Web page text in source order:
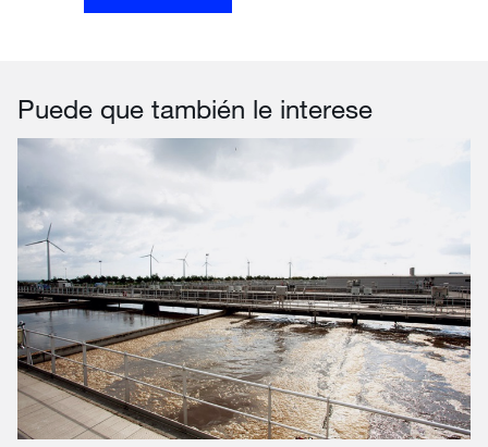
Puede que también le interese